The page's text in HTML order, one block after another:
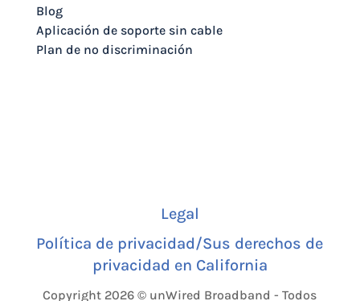
Blog
Aplicación de soporte sin cable
Plan de no discriminación
Legal
Política de privacidad/Sus derechos de
privacidad en California
Copyright 2026 © unWired Broadband - Todos